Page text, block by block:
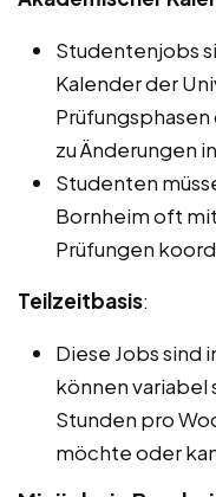
Studentenjobs
Kalender der
zu Änderungen
Studenten
Bornheim oft
Prüfungen
Teilzeitbasis:
Diese Jobs sind
können variabel
Stunden pro
möchte oder